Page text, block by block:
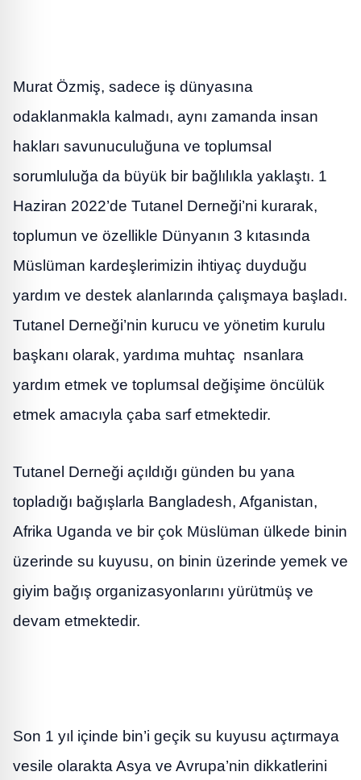
Murat Özmiş, sadece iş dünyasına
odaklanmakla kalmadı, aynı zamanda insan
hakları savunuculuğuna ve toplumsal
sorumluluğa da büyük bir bağlılıkla yaklaştı. 1
Haziran 2022’de Tutanel Derneği’ni kurarak,
toplumun ve özellikle Dünyanın 3 kıtasında
Müslüman kardeşlerimizin ihtiyaç duyduğu
yardım ve destek alanlarında çalışmaya başladı.
Tutanel Derneği’nin kurucu ve yönetim kurulu
başkanı olarak, yardıma muhtaç nsanlara
yardım etmek ve toplumsal değişime öncülük
etmek amacıyla çaba sarf etmektedir.
Tutanel Derneği açıldığı günden bu yana
topladığı bağışlarla Bangladesh, Afganistan,
Afrika Uganda ve bir çok Müslüman ülkede binin
üzerinde su kuyusu, on binin üzerinde yemek ve
giyim bağış organizasyonlarını yürütmüş ve
devam etmektedir.
Son 1 yıl içinde bin’i geçik su kuyusu açtırmaya
vesile olarakta Asya ve Avrupa’nin dikkatlerini